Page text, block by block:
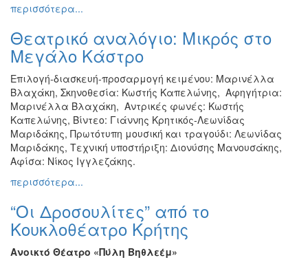
περισσότερα...
Θεατρικό αναλόγιο: Μικρός στο
Μεγάλο Κάστρο
Επιλογή-διασκευή-προσαρμογή κειμένου: Μαρινέλλα
Βλαχάκη, Σκηνοθεσία: Κωστής Καπελώνης, Αφηγήτρια:
Μαρινέλλα Βλαχάκη, Αντρικές φωνές: Κωστής
Καπελώνης, Βίντεο: Γιάννης Κρητικός-Λεωνίδας
Μαριδάκης, Πρωτότυπη μουσική και τραγούδι: Λεωνίδας
Μαριδάκης, Τεχνική υποστήριξη: Διονύσης Μανουσάκης,
Αφίσα: Νίκος Ιγγλεζάκης.
περισσότερα...
“Οι Δροσουλίτες” από το
Κουκλοθέατρο Κρήτης
Ανοικτό Θέατρο «Πύλη Βηθλεέμ»